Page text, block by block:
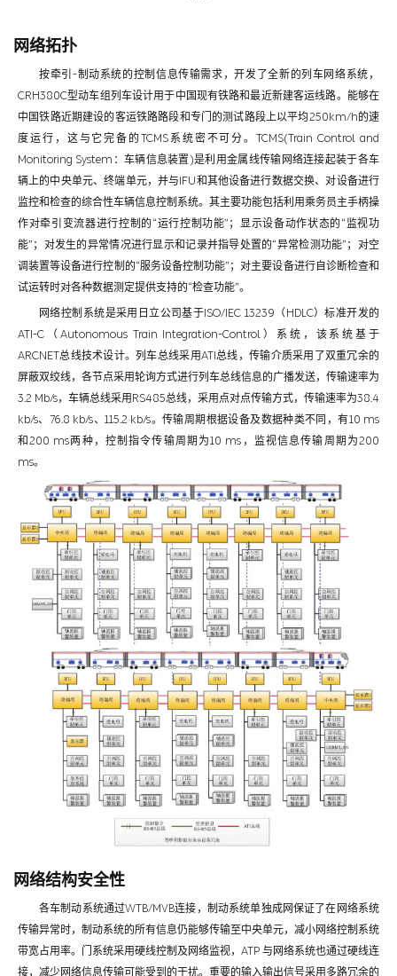
网络拓扑
按牵引-制动系统的控制信息传输需求，开发了全新的列车网络系统，
CRH380C型动车组列车设计用于中国现有铁路和最近新建客运线路。能够在
中国铁路近期建设的客运铁路路段和专门的测试路段上以平均250km/h的速
度运行，这与它完备的TCMS系统密不可分。TCMS(Train Control and
Monitoring System：车辆信息装置)是利用金属线传输网络连接起装于各车
辆上的中央单元、终端单元，并与IFU和其他设备进行数据交换、对设备进行
监控和检查的综合性车辆信息控制系统。其主要功能包括利用乘务员主手柄操
作对牵引变流器进行控制的“运行控制功能”；显示设备动作状态的“监视功
能”；对发生的异常情况进行显示和记录并指导处置的“异常检测功能”；对空
调装置等设备进行控制的“服务设备控制功能”；对主要设备进行自诊断检查和
试运转时对各种数据测定提供支持的“检查功能”。
网络控制系统是采用日立公司基于ISO/IEC 13239（HDLC）标准开发的
ATI-C（Autonomous Train Integration-Control）系统，该系统基于
ARCNET总线技术设计。列车总线采用ATI总线，传输介质采用了双重冗余的
屏蔽双绞线，各节点采用轮询方式进行列车总线信息的广播发送，传输速率为
3.2 Mb/s，车辆总线采用RS485总线，采用点对点传输方式，传输速率为38.4
kb/s、76.8 kb/s、115.2 kb/s。传输周期根据设备及数据种类不同，有10 ms
和200 ms两种，控制指令传输周期为10 ms，监视信息传输周期为200
ms。
网络结构安全性
各车制动系统通过WTB/MVB连接，制动系统单独成网保证了在网络系统
传输异常时，制动系统的所有信息仍能够传输至中央单元，减小网络控制系统
带宽占用率。门系统采用硬线控制及网络监视，ATP 与网络系统也通过硬线连
接，减少网络信息传输可能受到的干扰。重要的输入输出信号采用多路冗余的